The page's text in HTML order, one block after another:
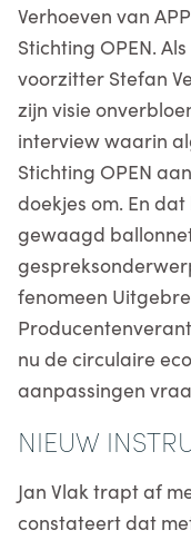
Verhoeven van
Stichting OPEN.
voorzitter Stefan
zijn visie
interview waarin
Stichting OPEN
doekjes om. En
gewaagd
fenomeen
nu de circulaire
aanpassingen
NIEUW
Jan Vlak trapt af
constateert dat